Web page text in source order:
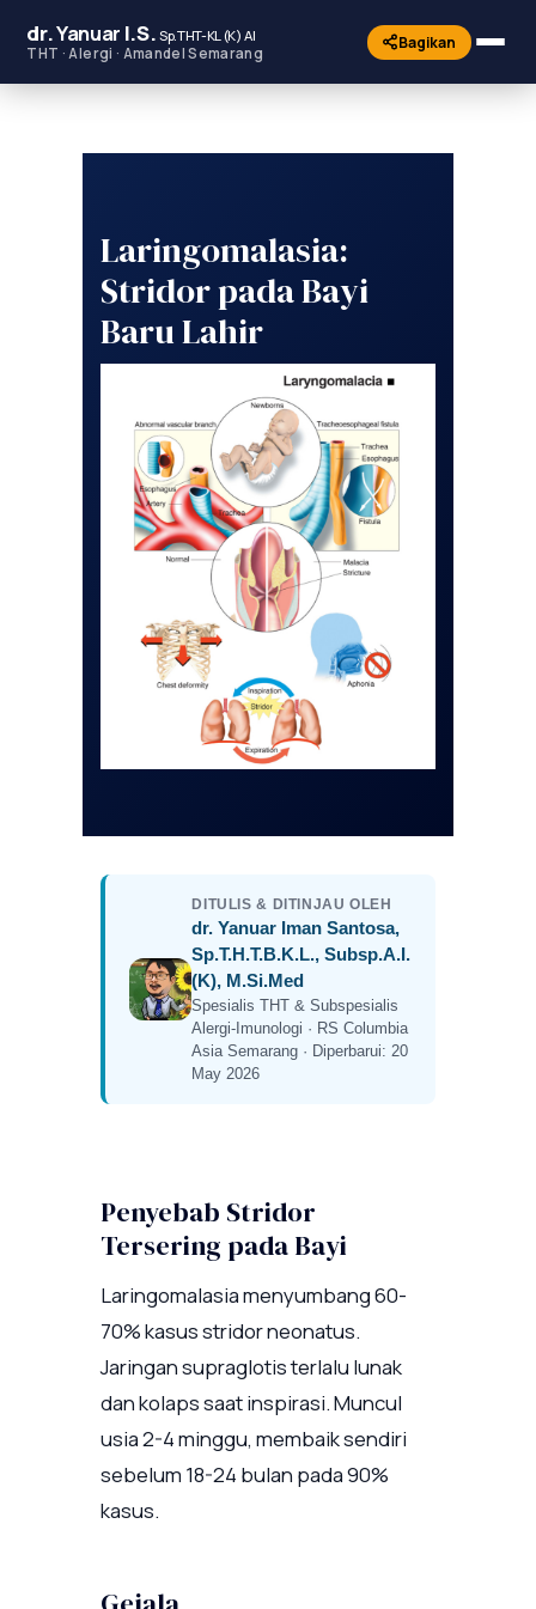
dr.Yanuar I.S.Sp.THT-KL (K) AI
THT · Alergi · Amandel Semarang
Bagikan
Laringomalasia:
Stridor pada Bayi
Baru Lahir
DITULIS & DITINJAU OLEH
dr. Yanuar Iman Santosa,
Sp.T.H.T.B.K.L., Subsp.A.I.
(K), M.Si.Med
Spesialis THT & Subspesialis
Alergi-Imunologi · RS Columbia
Asia Semarang · Diperbarui: 20
May 2026
Penyebab Stridor
Tersering pada Bayi
Laringomalasia menyumbang 60-
70% kasus stridor neonatus.
Jaringan supraglotis terlalu lunak
dan kolaps saat inspirasi. Muncul
usia 2-4 minggu, membaik sendiri
sebelum 18-24 bulan pada 90%
kasus.